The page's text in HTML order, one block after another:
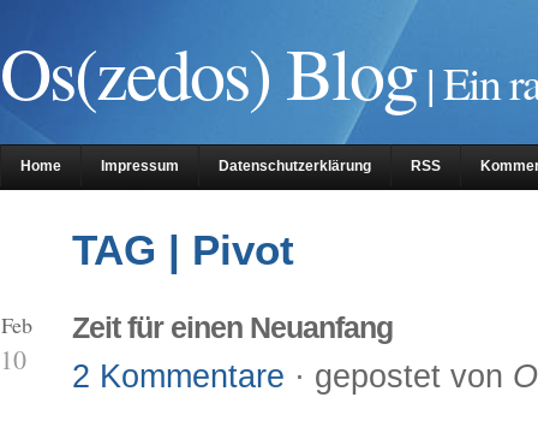
Os(zedos) Blog| Ein
Home Impressum Datenschutzerklärung RSS
TAG | Pivot
Zeit für einen Neuanfang
2 Kommentare · gepostet von